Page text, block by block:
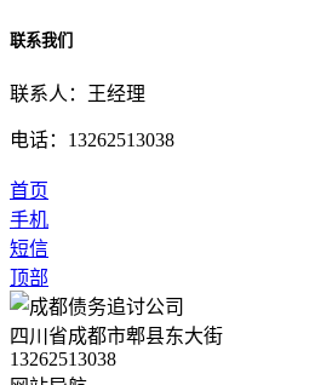
联系我们
联系人：王经理
电话：13262513038
首页
手机
短信
顶部
四川省成都市郫县东大街
13262513038